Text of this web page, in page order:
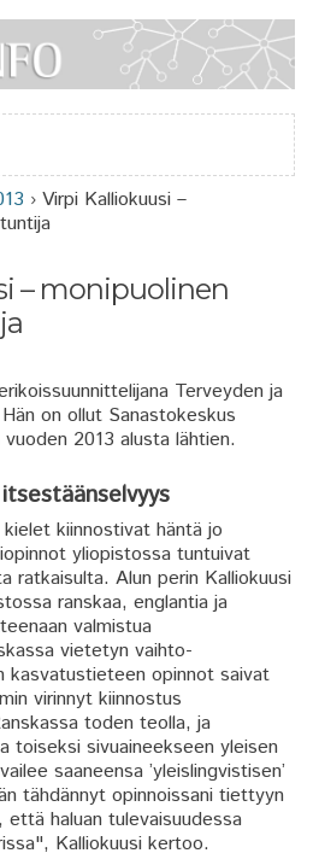
to navigation
› Virpi Kalliokuusi –
– monipuolinen
Terveyden ja
on ollut Sanastokeskus
2013 alusta lähtien.
kiinnostivat häntä jo
yliopistossa tuntuivat
ratkaisulta. Alun perin Kalliokuusi
ranskaa, englantia ja
valmistua
vietetyn vaihto-
kasvatustieteen opinnot saivat
virinnyt kiinnostus
toden teolla, ja
toiseksi sivuaineekseen yleisen
saaneensa ’yleislingvistisen’
tähdännyt opinnoissani tiettyyn
haluan tulevaisuudessa
Kalliokuusi kertoo.